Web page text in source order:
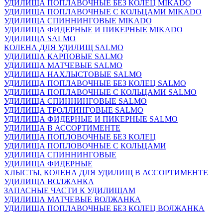
УДИЛИЩА ПОПЛАВОЧНЫЕ БЕЗ КОЛЕЦ MIKADO
УДИЛИЩА ПОПЛАВОЧНЫЕ С КОЛЬЦАМИ MIKADO
УДИЛИЩА СПИННИНГОВЫЕ MIKADO
УДИЛИЩА ФИДЕРНЫЕ И ПИКЕРНЫЕ MIKADO
УДИЛИЩА SALMO
КОЛЕНА ДЛЯ УДИЛИЩ SALMO
УДИЛИЩА КАРПОВЫЕ SALMO
УДИЛИЩА МАТЧЕВЫЕ SALMO
УДИЛИЩА НАХЛЫСТОВЫЕ SALMO
УДИЛИЩА ПОПЛАВОЧНЫЕ БЕЗ КОЛЕЦ SALMO
УДИЛИЩА ПОПЛАВОЧНЫЕ С КОЛЬЦАМИ SALMO
УДИЛИЩА СПИННИНГОВЫЕ SALMO
УДИЛИЩА ТРОЛЛИНГОВЫЕ SALMO
УДИЛИЩА ФИДЕРНЫЕ И ПИКЕРНЫЕ SALMO
УДИЛИЩА В АССОРТИМЕНТЕ
УДИЛИЩА ПОПЛОВОЧНЫЕ БЕЗ КОЛЕЦ
УДИЛИЩА ПОПЛОВОЧНЫЕ С КОЛЬЦАМИ
УДИЛИЩА СПИННИНГОВЫЕ
УДИЛИЩА ФИДЕРНЫЕ
ХЛЫСТЫ, КОЛЕНА ДЛЯ УДИЛИЩ В АССОРТИМЕНТЕ
УДИЛИЩА ВОЛЖАНКА
ЗАПАСНЫЕ ЧАСТИ К УДИЛИЩАМ
УДИЛИЩА МАТЧЕВЫЕ ВОЛЖАНКА
УДИЛИЩА ПОПЛАВОЧНЫЕ БЕЗ КОЛЕЦ ВОЛЖАНКА